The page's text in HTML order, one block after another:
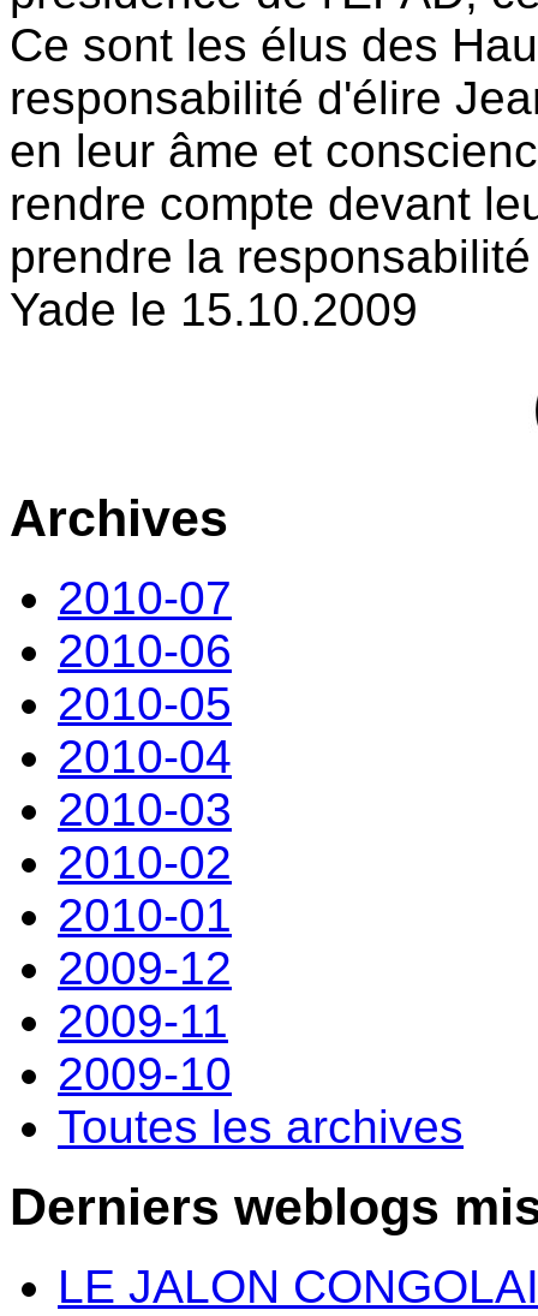
Ce sont les élus des
responsabilité d'élire
en leur âme et
rendre compte devant
prendre la
Yade le 15.10.2009
Archives
2010-07
2010-06
2010-05
2010-04
2010-03
2010-02
2010-01
2009-12
2009-11
2009-10
Toutes les archives
Derniers weblogs
LE JALON